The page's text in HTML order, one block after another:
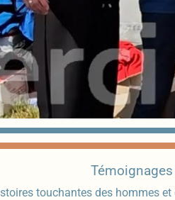
touchantes des hommes